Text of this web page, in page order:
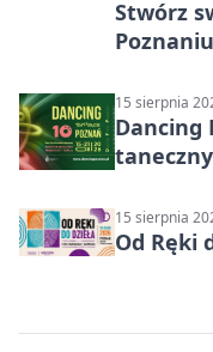
Stwórz
Poznaniu
15 sierpnia
Dancing
15 sierpnia
Od Ręki